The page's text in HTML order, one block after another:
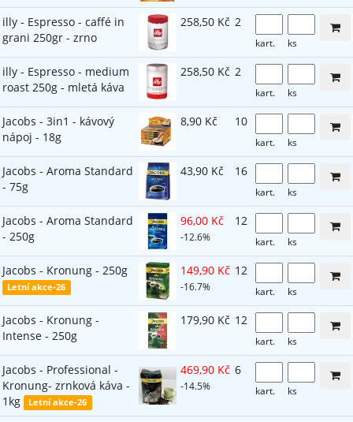
illy - Espresso - caffé in
grani 250gr - zrno
258,50 Kč 2
kart. ks
illy - Espresso - medium
roast 250g - mletá káva
258,50 Kč 2
kart. ks
Jacobs - 3in1 - kávový
nápoj - 18g
8,90 Kč 10
kart. ks
Jacobs - Aroma Standard
- 75g
43,90 Kč 16
kart. ks
Jacobs - Aroma Standard
- 250g
96,00 Kč
-12.6%
12
kart. ks
Jacobs - Kronung - 250g
Letní akce-26
149,90 Kč
-16.7%
12
kart. ks
Jacobs - Kronung -
Intense - 250g
179,90 Kč 12
kart. ks
Jacobs - Professional -
Kronung- zrnková káva -
1kg
Letní akce-26
469,90 Kč
-14.5%
6
kart. ks